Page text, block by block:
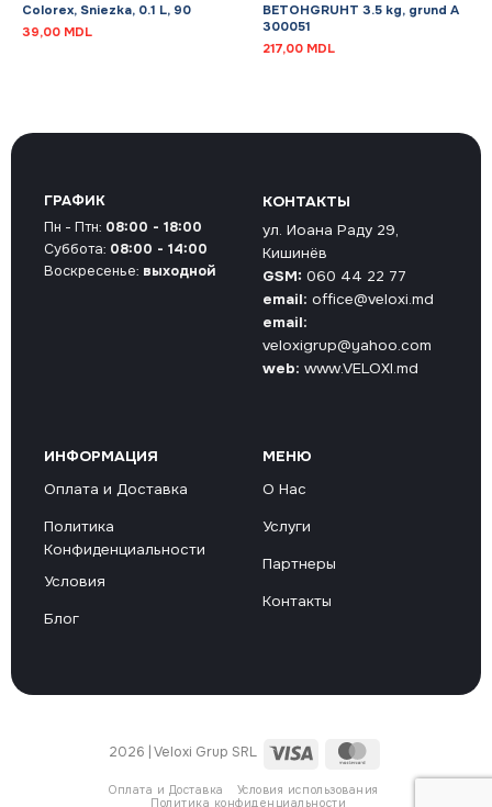
Colorex, Sniezka, 0.1 L, 90
39,00 MDL
BETOHGRUHT 3.5 kg, grund A
300051
217,00 MDL
КОНТАКТЫ
ул. Иоана Раду 29,
Кишинёв
GSM: 060 44 22 77
email: office@veloxi.md
email:
veloxigrup@yahoo.com
web: www.VELOXI.md
ИНФОРМАЦИЯ
Оплата и Доставка
Политика
Конфиденциальности
Условия
Блог
МЕНЮ
О Нас
Услуги
Партнеры
Контакты
ГРАФИК
Пн - Птн: 08:00 - 18:00
Суббота: 08:00 - 14:00
Воскресенье: выходной
2026 | Veloxi Grup SRL Visa
Оплата и Доставка
Условия использования
Политика конфиденциальности